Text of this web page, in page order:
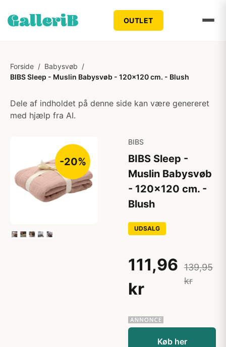
OUTLET
Forside / Babysvøb /
BIBS Sleep - Muslin Babysvøb - 120x120 cm. - Blush
Dele af indholdet på denne side kan være genereret
med hjælp fra AI.
-20%
BIBS
BIBS Sleep -
Muslin Babysvøb
- 120x120 cm. -
Blush
UDSALG
111,96
kr
139,95
kr
Køb her